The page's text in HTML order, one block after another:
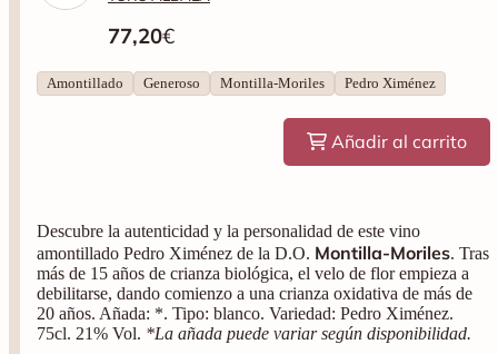
77,20€
Amontillado Generoso Montilla-Moriles Pedro Ximénez
Añadir al carrito
Descubre la autenticidad y la personalidad de este vino
amontillado Pedro Ximénez de la D.O. Montilla-Moriles. Tras
más de 15 años de crianza biológica, el velo de flor empieza a
debilitarse, dando comienzo a una crianza oxidativa de más de
20 años. Añada: *. Tipo: blanco. Variedad: Pedro Ximénez.
75cl. 21% Vol. *La añada puede variar según disponibilidad.